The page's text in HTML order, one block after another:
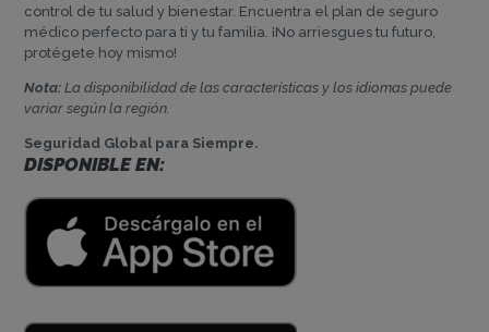
control de tu salud y bienestar. Encuentra el plan de seguro
médico perfecto para ti y tu familia. ¡No arriesgues tu futuro,
protégete hoy mismo!
Nota: La disponibilidad de las características y los idiomas puede
variar según la región.
Seguridad Global para Siempre.
DISPONIBLE EN: